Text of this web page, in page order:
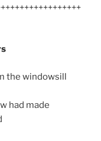
the windowsill
had made